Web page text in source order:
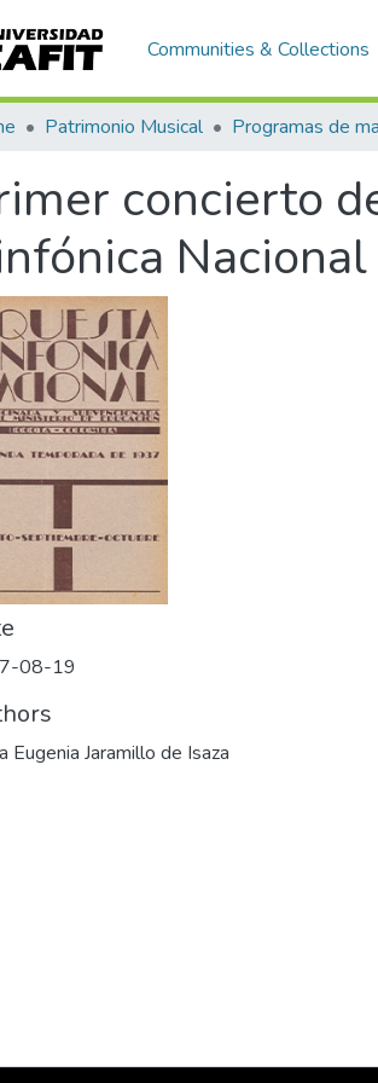
Communities & Collections
Patrimonio Musical
concierto
08-19
Eugenia Jaramillo de Isaza